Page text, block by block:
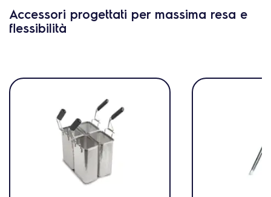
Accessori progettati per massima resa e
flessibilità